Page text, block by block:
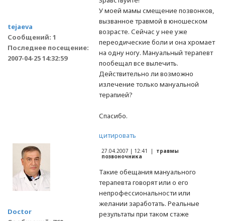
tejaeva
Сообщений: 1
Последнее посещение:
2007-04-25 14:32:59
У моей мамы смещение позвонков,
вызванное травмой в юношеском
возрасте. Сейчас у нее уже
переодические боли и она хромает
на одну ногу. Мануальный терапевт
пообещал все вылечить.
Действительно ли возможно
излечение только мануальной
терапией?
Спасибо.
Doctor
цитировать
27.04.2007 | 12:41 | травмы
позвоночника
Такие обещания мануального
терапевта говорят или о его
непрофессиональности или
желании заработать. Реальные
результаты при таком стаже